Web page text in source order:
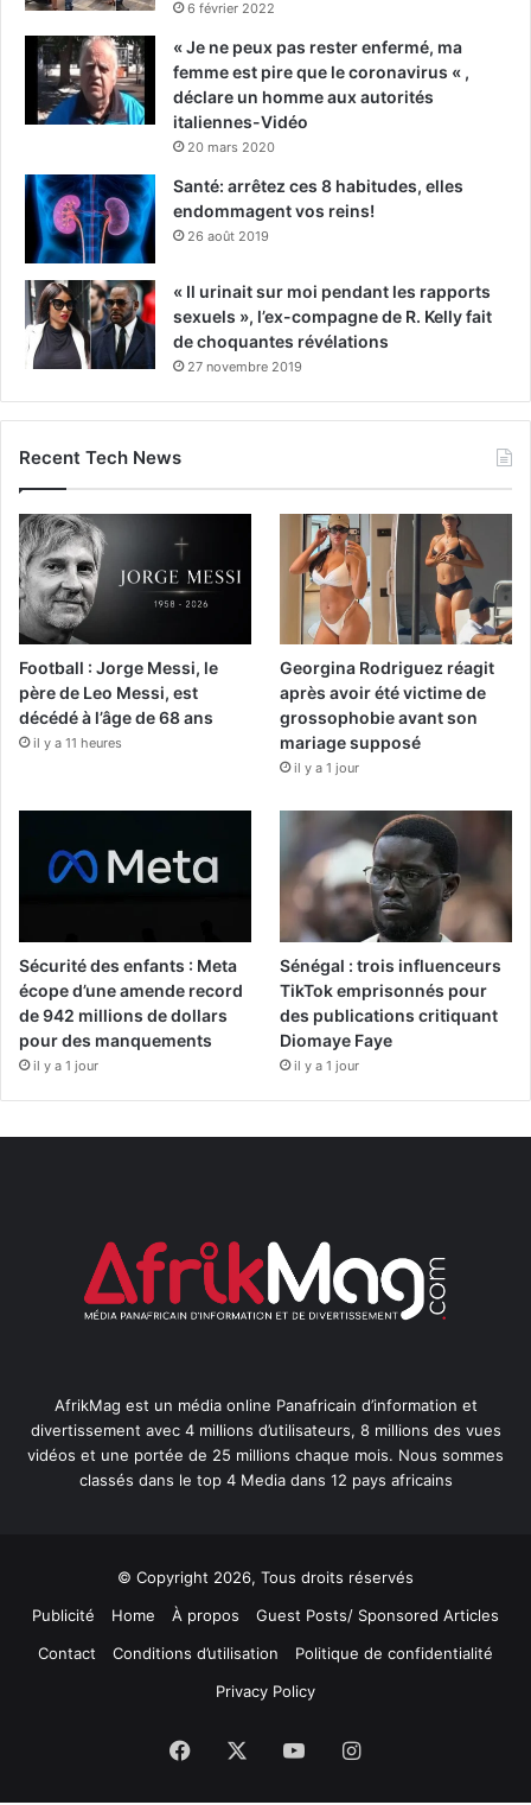
6 février 2022
« Je ne peux pas rester enfermé, ma
femme est pire que le coronavirus « ,
déclare un homme aux autorités
italiennes-Vidéo
20 mars 2020
Santé: arrêtez ces 8 habitudes, elles
endommagent vos reins!
26 août 2019
« Il urinait sur moi pendant les rapports
sexuels », l’ex-compagne de R. Kelly fait
de choquantes révélations
27 novembre 2019
Recent Tech News
Football : Jorge Messi, le
père de Leo Messi, est
décédé à l’âge de 68 ans
il y a 11 heures
Georgina Rodriguez réagit
après avoir été victime de
grossophobie avant son
mariage supposé
il y a 1 jour
Sécurité des enfants : Meta
écope d’une amende record
de 942 millions de dollars
pour des manquements
il y a 1 jour
Sénégal : trois influenceurs
TikTok emprisonnés pour
des publications critiquant
Diomaye Faye
il y a 1 jour
AfrikMag est un média online Panafricain d’information et
divertissement avec 4 millions d’utilisateurs, 8 millions des vues
vidéos et une portée de 25 millions chaque mois. Nous sommes
classés dans le top 4 Media dans 12 pays africains
© Copyright 2026, Tous droits réservés
Publicité
Home À propos
Guest Posts/ Sponsored Articles
Contact
Conditions d’utilisation
Politique de confidentialité
Privacy Policy
Facebook YouTubeInstagram